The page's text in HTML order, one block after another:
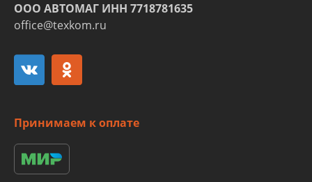
ООО АВТОМАГ ИНН 7718781635
office@texkom.ru
Принимаем к оплате